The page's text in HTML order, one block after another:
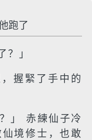
跑了
？」
握緊了手中的
」 赤練仙子冷
境修士，也敢